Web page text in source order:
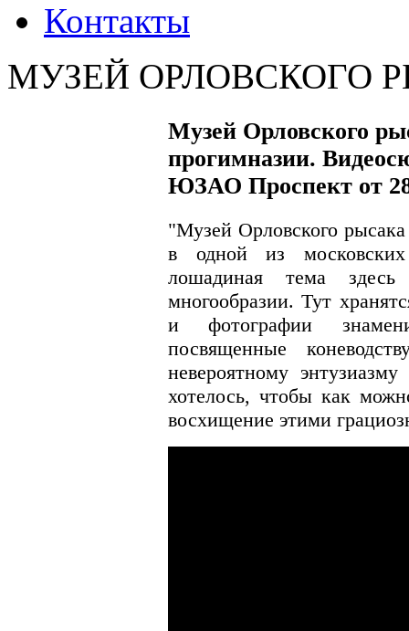
Контакты
МУЗЕЙ ОРЛОВСКОГО
Музей Орловского
прогимназии.
ЮЗАО Проспект от
"Музей Орловского
в одной из
лошадиная тема
многообразии. Тут
и фотографии
посвященные
невероятному
хотелось, чтобы как
восхищение этими